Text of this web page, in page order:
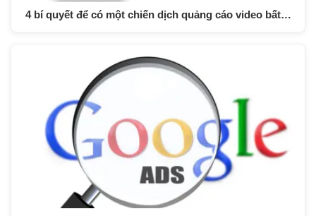
4 bí quyết để có một chiến dịch quảng cáo video bất…